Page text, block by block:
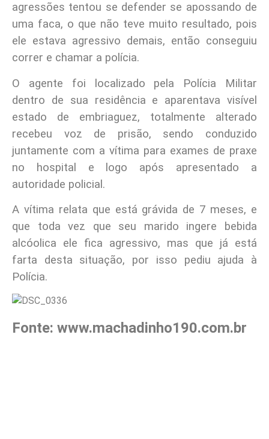
agressões tentou se defender se apossando de
uma faca, o que não teve muito resultado, pois
ele estava agressivo demais, então conseguiu
correr e chamar a polícia.
O agente foi localizado pela Polícia Militar
dentro de sua residência e aparentava visível
estado de embriaguez, totalmente alterado
recebeu voz de prisão, sendo conduzido
juntamente com a vítima para exames de praxe
no hospital e logo após apresentado a
autoridade policial.
A vítima relata que está grávida de 7 meses, e
que toda vez que seu marido ingere bebida
alcóolica ele fica agressivo, mas que já está
farta desta situação, por isso pediu ajuda à
Polícia.
Fonte: www.machadinho190.com.br